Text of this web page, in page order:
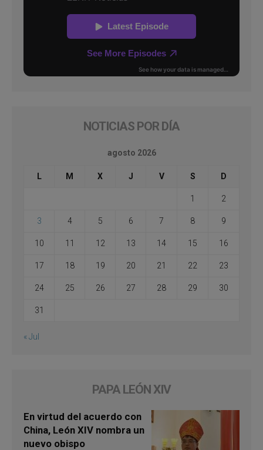
NOTICIAS POR DÍA
agosto 2026
L M X J V S D
1 2
3 4 5 6 7 8 9
10 11 12 13 14 15 16
17 18 19 20 21 22 23
24 25 26 27 28 29 30
31
« Jul
PAPA LEÓN XIV
En virtud del acuerdo con
China, León XIV nombra un
nuevo obispo